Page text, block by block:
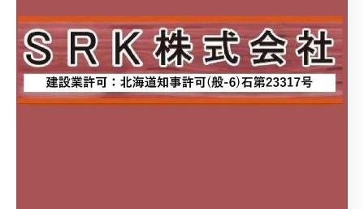
スタイリッシュカウンター アイカ工業
清掃性 スタイリッシュ
アクセントクロス サティス サティスS